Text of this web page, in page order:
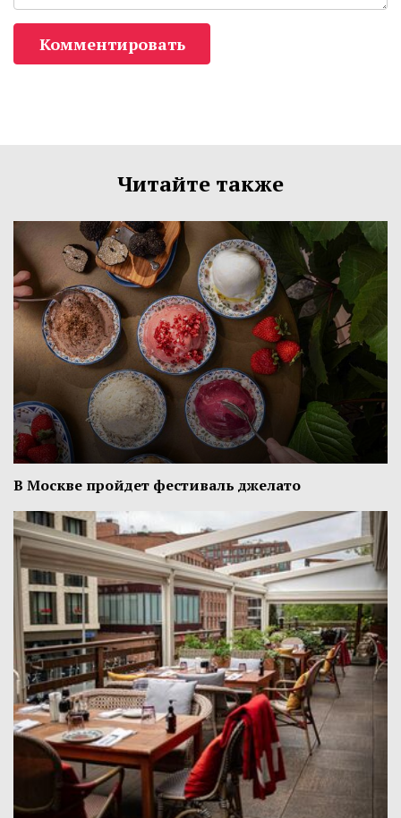
Комментировать
Читайте также
В Москве пройдет фестиваль джелато